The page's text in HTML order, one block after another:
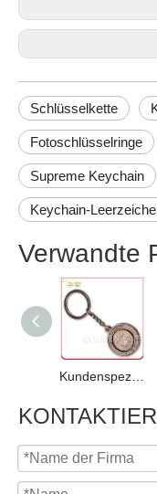
Schlüsselkette
Fotoschlüsselringe
Supreme Keychain
Keychain-
Verwandte